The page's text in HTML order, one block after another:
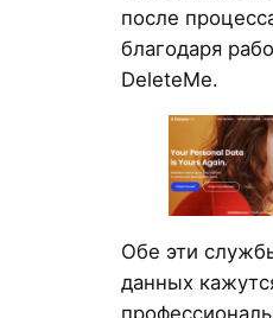
после
благодаря
DeleteMe.
Обе эти
данных